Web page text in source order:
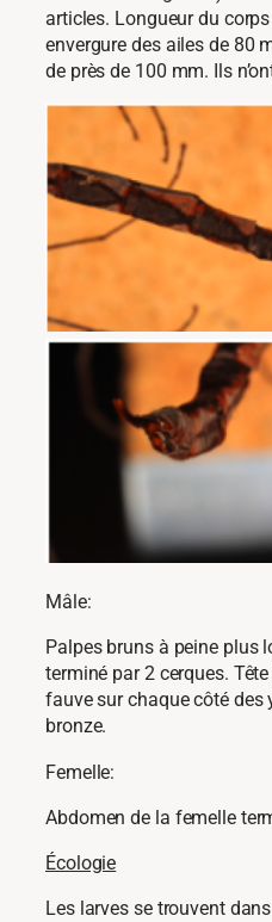
articles. Longueur du
envergure des ailes de 80
de près de 100 mm. Ils
Mâle:
Palpes bruns à peine plus
terminé par 2 cerques.
fauve sur chaque côté des
bronze.
Femelle:
Abdomen de la femelle
Écologie
Les larves se trouvent